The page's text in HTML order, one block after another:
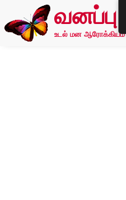
வனப்பு
உடல் மன ஆரோக்கியம்